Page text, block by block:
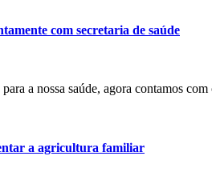
com secretaria de saúde
a nossa saúde, agora contamos
a agricultura familiar